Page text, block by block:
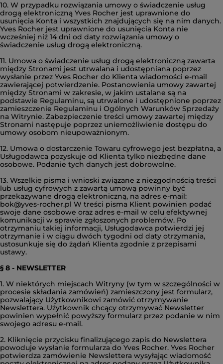
10. W przypadku rozwiązania umowy o świadczenie usług
drogą elektroniczną Yves Rocher jest uprawnione do
usunięcia Konta i wszystkich znajdujących się na nim danych.
Yves Rocher jest uprawnione do usunięcia Konta nie
wcześniej niż 14 dni od daty rozwiązania umowy o
świadczenie usług drogą elektroniczną.
11. Umowa o świadczenie usług drogą elektroniczną zawarta
między Stronami jest utrwalana i udostępniana poprzez
wysłanie przez Yves Rocher do Klienta wiadomości e-mail
zawierającej potwierdzenie. Postanowienia umowy zawartej
między Stronami w zakresie, w jakim ustalane są na
podstawie Regulaminu, są utrwalone i udostępnione poprzez
zamieszczenie Regulaminu i Ogólnych Warunków Sprzedaży
na Witrynie. Zabezpieczenie treści umowy zawartej między
Stronami następuje poprzez uniemożliwienie dostępu do
umowy osobom nieupoważnionym.
12. Umowa o dostarczenie Towaru cyfrowego jest bezpłatna, a
Usługodawca pozyskuje od Klienta tylko niezbędne dane
osobowe. Podanie tych danych jest dobrowolne.
13. Wszelkie pisma i wnioski związane z niezgodnością treści
lub usług cyfrowych z zawartą umową powinny być
przekazywane drogą elektroniczną, na adres e-mail:
bok@yves-rocher.pl W treści pisma Klient powinien podać
swoje dane osobowe oraz adres e-mail w celu efektywnej
komunikacji w sprawie zgłoszonych problemów. Po
otrzymaniu takiej informacji, Usługodawca potwierdzi jej
otrzymanie i w ciągu dwóch tygodni od daty otrzymania,
ustosunkuje się do żądań Klienta zgodnie z przepisami
ustawy.
§ 8 - NEWSLETTER
1. W niektórych miejscach Witryny (w tym w szczególności w
procesie składania zamówień) zamieszczony jest formularz,
pozwalający Użytkownikowi zamówić otrzymywanie
Newslettera. Użytkownik chcący otrzymywać Newsletter
powinien wypełnić powyższy formularz przez podanie w nim
swojego adresu e-mail.
2. Kliknięcie przycisku finalizującego zapis do Newslettera
powoduje wysłanie formularza do Yves Rocher. Yves Rocher
potwierdza zamówienie Newslettera wysyłając wiadomość